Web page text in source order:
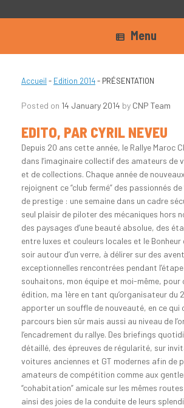
Menu
Accueil - Edition 2014- PRÉSENTATION
Posted on 14 January 2014 by CNP Team
EDITO, PAR CYRIL NEVEU
Depuis 20 ans cette année, le Rallye Maroc
dans l’imaginaire collectif des amateurs de
et de collections. Chaque année de
rejoignent ce “club fermé” des passionnés de
de prestige : une semaine dans un cadre
seul plaisir de piloter des mécaniques hors
des paysages d’une beauté absolue, des
entre luxes et couleurs locales et le
soir autour d’un verre, à délirer sur des
exceptionnelles rencontrées pendant
souhaitons, mon équipe et moi-même, pour
édition, ma 1ère en tant qu’organisateur du
apporter un souffle de nouveauté, en ce qui
parcours bien sûr mais aussi au niveau de
l’encadrement du rallye. Des briefings
détaillé, des épreuves de régularité, sur
voitures anciennes et GT modernes afin de
amateurs de compétition comme aux
“cohabitation” amicale sur les mêmes
ainsi des joies de la conduite de leurs